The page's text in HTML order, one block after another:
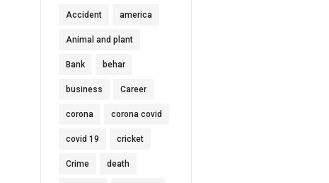
Accident america
Animal and plant
Bank behar
business Career
corona corona covid
covid 19 cricket
Crime death